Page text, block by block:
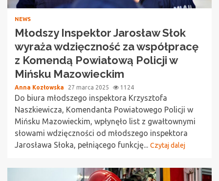
NEWS
Młodszy Inspektor Jarosław Słok
wyraża wdzięczność za współpracę
z Komendą Powiatową Policji w
Mińsku Mazowieckim
Anna Kozłowska 27 marca 2025 1124
Do biura młodszego inspektora Krzysztofa
Naszkiewicza, Komendanta Powiatowego Policji w
Mińsku Mazowieckim, wpłynęło list z gwałtownymi
słowami wdzięczności od młodszego inspektora
Jarosława Słoka, pełniącego funkcję... Czytaj dalej